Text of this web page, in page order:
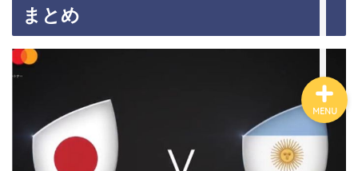
まとめ
MENU